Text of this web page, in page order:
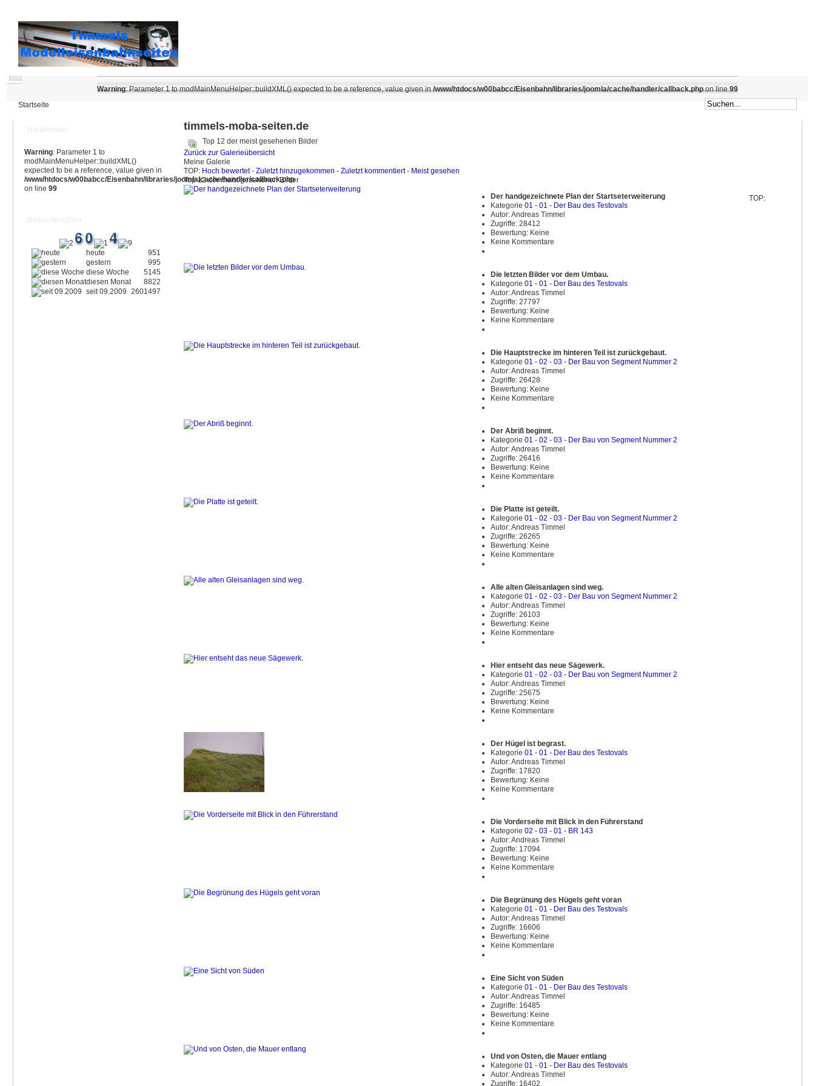
Warning: Parameter 1 to modMainMenuHelper::buildXML() expected to be a reference, value given in/www/htdocs/w00babcc/Eisenbahn/libraries/joomla/cache/handler/callback.phpon line99
Startseite
Warning: Parameter 1 to
modMainMenuHelper::buildXML()
expected to be a reference, value given in
/www/htdocs/w00babcc/Eisenbahn/libraries/joomla/cache/handler/callback.php
on line 99
heute
951
gestern
995
diese Woche
5145
diesen Monat
8822
seit 09.2009 2601497
timmels-moba-seiten.de
Top 12 der meist gesehenen Bilder
Zurück zur Galerieübersicht
Meine Galerie
TOP: Hoch bewertet- Zuletzt hinzugekommen - Zuletzt kommentiert- Meist gesehen
Top 12 der meist gesehenen Bilder
Der handgezeichnete Plan der Startseterweiterung
Kategorie 01 - 01 - Der Bau des Testovals
Autor: Andreas Timmel
Zugriffe: 28412
Bewertung: Keine
Keine Kommentare
Die letzten Bilder vor dem Umbau.
Kategorie 01 - 01 - Der Bau des Testovals
Autor: Andreas Timmel
Zugriffe: 27797
Bewertung: Keine
Keine Kommentare
Die Hauptstrecke im hinteren Teil ist zurückgebaut.
Kategorie 01 - 02 - 03 - Der Bau von Segment Nummer 2
Autor: Andreas Timmel
Zugriffe: 26428
Bewertung: Keine
Keine Kommentare
Der Abriß beginnt.
Kategorie 01 - 02 - 03 - Der Bau von Segment Nummer 2
Autor: Andreas Timmel
Zugriffe: 26416
Bewertung: Keine
Keine Kommentare
Die Platte ist geteilt.
Kategorie 01 - 02 - 03 - Der Bau von Segment Nummer 2
Autor: Andreas Timmel
Zugriffe: 26265
Bewertung: Keine
Keine Kommentare
Alle alten Gleisanlagen sind weg.
Kategorie 01 - 02 - 03 - Der Bau von Segment Nummer 2
Autor: Andreas Timmel
Zugriffe: 26103
Bewertung: Keine
Keine Kommentare
Hier entseht das neue Sägewerk.
Kategorie 01 - 02 - 03 - Der Bau von Segment Nummer 2
Autor: Andreas Timmel
Zugriffe: 25675
Bewertung: Keine
Keine Kommentare
Der Hügel ist begrast.
Kategorie 01 - 01 - Der Bau des Testovals
Autor: Andreas Timmel
Zugriffe: 17820
Bewertung: Keine
Keine Kommentare
Die Vorderseite mit Blick in den Führerstand
Kategorie 02 - 03 - 01 - BR 143
Autor: Andreas Timmel
Zugriffe: 17094
Bewertung: Keine
Keine Kommentare
Die Begrünung des Hügels geht voran
Kategorie 01 - 01 - Der Bau des Testovals
Autor: Andreas Timmel
Zugriffe: 16606
Bewertung: Keine
Keine Kommentare
Eine Sicht von Süden
Kategorie 01 - 01 - Der Bau des Testovals
Autor: Andreas Timmel
Zugriffe: 16485
Bewertung: Keine
Keine Kommentare
Und von Osten, die Mauer entlang
Kategorie 01 - 01 - Der Bau des Testovals
Autor: Andreas Timmel
Zugriffe: 16402
TOP: